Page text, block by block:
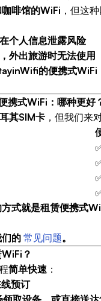
啡馆的WiFi ，但这
个人信息泄露风险
外出旅游时无法使用
的便携式WiFi
携式WiFi：哪种更好
其SIM卡 ，但我们来
式就是租赁便携式
的 常见问题。
？
简单快速 ：
预订